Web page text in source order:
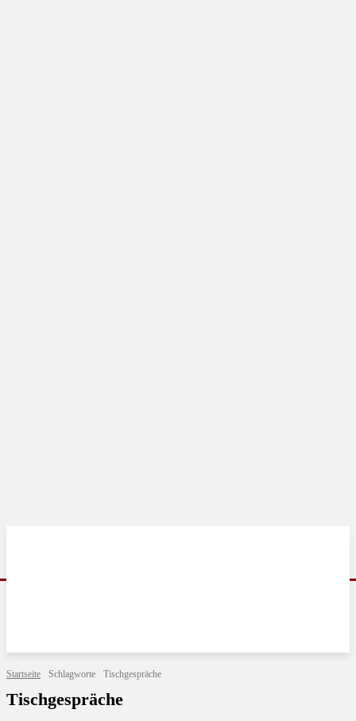
Startseite Schlagworte Tischgespräche
Tischgespräche